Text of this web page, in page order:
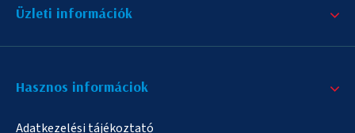
Üzleti információk
Hasznos informáciok
Adatkezelési tájékoztató